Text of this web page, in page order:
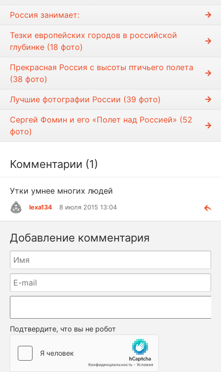
Россия занимает:
Тезки европейских городов в российской
глубинке (18 фото)
Прекрасная Россия с высоты птичьего полета
(38 фото)
Лучшие фотографии России (39 фото)
Сергей Фомин и его «Полет над Россией» (52
фото)
Комментарии (1)
Утки умнее многих людей
lexa134 8 июля 2015 13:04
Добавление комментария
Подтвердите, что вы не робот